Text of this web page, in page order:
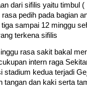
dari sifilis yaitu timbul
pedih pada bagian
sampai 12 minggu
terkena sifilis
rasa sakit bakal
intern raga
stadium kedua terjadi
tangan dan kaki serta